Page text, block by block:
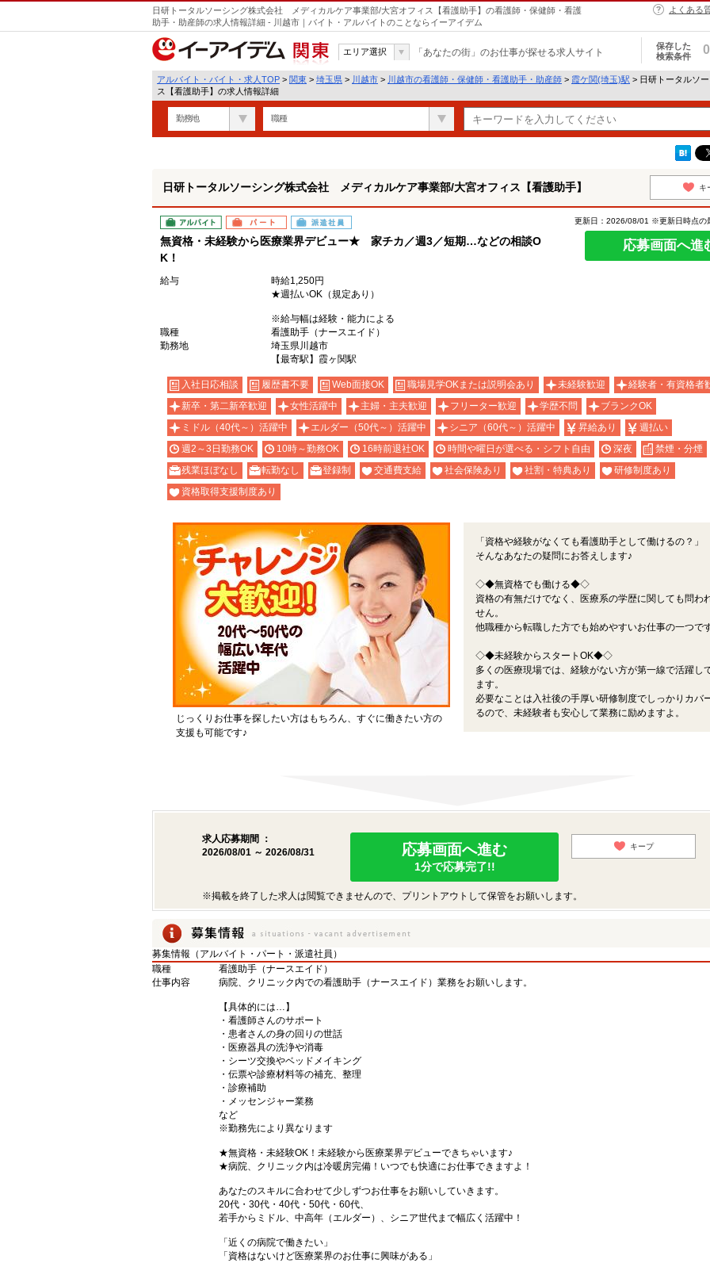
日研トータルソーシング株式会社 メディカルケア事業部/大宮オフィス【看護助手】の看護師・保健師・看護
助手・助産師の求人情報詳細 - 川越市｜バイト・アルバイトのことならイーアイデム
よくある
関東
エリア選択 「あなたの街」のお仕事が探せる求人サイト
保存した
検索条件
0
アルバイト・バイト・求人TOP > 関東 > 埼玉県 > 川越市 > 川越市の看護師・保健師・看護助手・助産師 > 霞ケ関(埼玉)駅 > 日研トータルソ
ス【看護助手】の求人情報詳細
勤務地 職種
日研トータルソーシング株式会社 メディカルケア事業部/大宮オフィス【看護助手】 キ
アルバイト パート 派遣社員
無資格・未経験から医療業界デビュー★ 家チカ／週3／短期…などの相談O
K！
更新日：2026/08/01 ※更新日時点の
応募画面へ進
給与
時給1,250円
★週払いOK（規定あり）
※給与幅は経験・能力による
職種
看護助手（ナースエイド）
勤務地
埼玉県川越市
【最寄駅】霞ヶ関駅
入社日応相談 履歴書不要 Web面接OK 職場見学OKまたは説明会あり 未経験歓迎
経験者・有資格者
新卒・第二新卒歓迎
女性活躍中 主婦・主夫歓迎 フリーター歓迎 学歴不問
ブランクOK
ミドル（40代～）活躍中
エルダー（50代～）活躍中 シニア（60代～）活躍中 昇給あり
週払い
週2～3日勤務OK
10時～勤務OK 16時前退社OK 時間や曜日が選べる・シフト自由 深夜
禁煙・分煙
残業ほぼなし
転勤なし 登録制 交通費支給 社会保険あり 社割・特典あり
研修制度あり
資格取得支援制度あり
じっくりお仕事を探したい方はもちろん、すぐに働きたい方の
支援も可能です♪
「資格や経験がなくても看護助手として働けるの？」
そんなあなたの疑問にお答えします♪
◇◆無資格でも働ける◆◇
資格の有無だけでなく、医療系の学歴に関しても問わ
せん。
他職種から転職した方でも始めやすいお仕事の一つです
◇◆未経験からスタートOK◆◇
多くの医療現場では、経験がない方が第一線で活躍し
ます。
必要なことは入社後の手厚い研修制度でしっかりカバ
るので、未経験者も安心して業務に励めますよ。
求人応募期間 ：
2026/08/01 ～ 2026/08/31
応募画面へ進む
1分で応募完了!!
キープ
※掲載を終了した求人は閲覧できませんので、プリントアウトして保管をお願いします。
募集情報（アルバイト・パート・派遣社員）
職種
看護助手（ナースエイド）
仕事内容
病院、クリニック内での看護助手（ナースエイド）業務をお願いします。
【具体的には…】
・看護師さんのサポート
・患者さんの身の回りの世話
・医療器具の洗浄や消毒
・シーツ交換やベッドメイキング
・伝票や診療材料等の補充、整理
・診療補助
・メッセンジャー業務
など
※勤務先により異なります
★無資格・未経験OK！未経験から医療業界デビューできちゃいます♪
★病院、クリニック内は冷暖房完備！いつでも快適にお仕事できますよ！
あなたのスキルに合わせて少しずつお仕事をお願いしていきます。
20代・30代・40代・50代・60代、
若手からミドル、中高年（エルダー）、シニア世代まで幅広く活躍中！
「近くの病院で働きたい」
「資格はないけど医療業界のお仕事に興味がある」